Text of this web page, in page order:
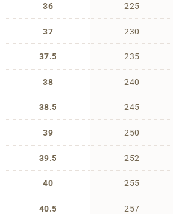
36
37
37.5
38
38.5
39
39.5
40
40.5
225
230
235
240
245
250
252
255
257